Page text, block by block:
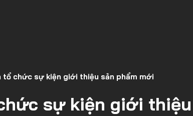
tổ chức sự kiện giới thiệu sản phẩm mới
sự kiện giới